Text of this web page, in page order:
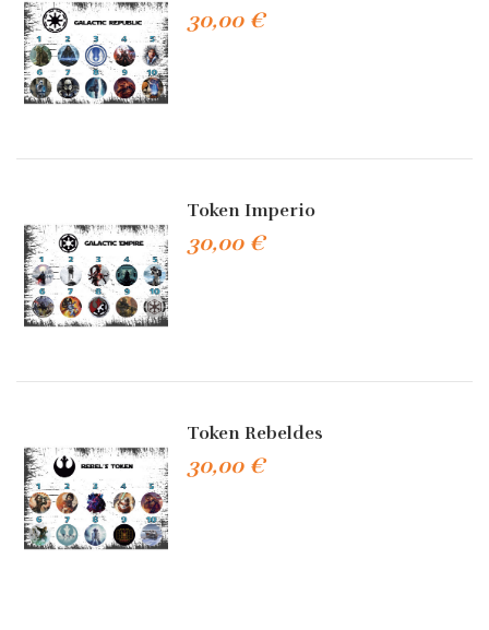
30,00 €
Token Imperio
30,00 €
Token Rebeldes
30,00 €